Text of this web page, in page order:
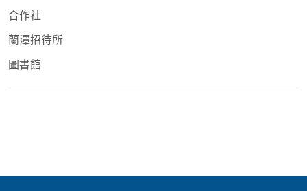
合作社
蘭潭招待所
圖書館